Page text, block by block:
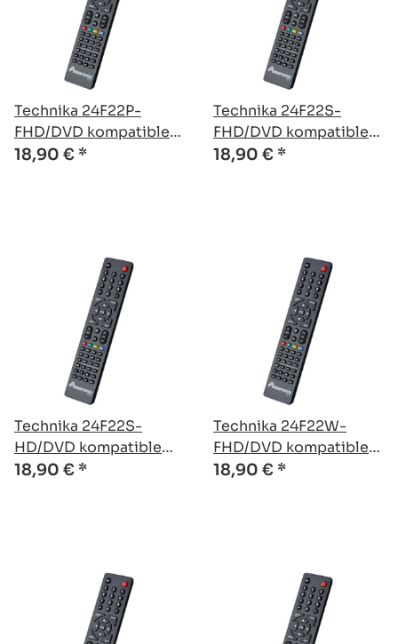
Technika 24F22P-
FHD/DVD kompatible
Ersatz Fernbedienung
18,90 € *
Technika 24F22S-
FHD/DVD kompatible
Ersatz Fernbedienung
18,90 € *
Technika 24F22S-
HD/DVD kompatible
Ersatz Fernbedienung
18,90 € *
Technika 24F22W-
FHD/DVD kompatible
Ersatz Fernbedienung
18,90 € *